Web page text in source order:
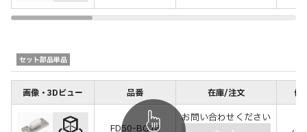
セット部品単品
画像・3Dビュー 品番 在庫/注文 価
FD50-BG18
お問い合わせください